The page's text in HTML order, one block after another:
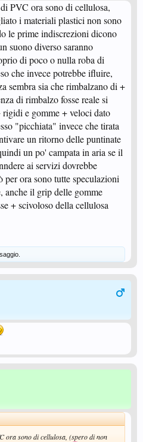
PVC ora sono di cellulosa,
i materiali plastici non sono
le prime indiscrezioni dicono
suono diverso saranno
di poco o nulla roba di
che invece potrebbe ifluire,
sembra sia che rimbalzano di +
di rimbalzo fosse reale si
rigidi e gomme + veloci dato
"picchiata" invece che tirata
un ritorno delle puntinate
un po' campata in aria se il
ai servizi dovrebbe
ora sono tutte speculazioni
anche il grip delle gomme
+ scivoloso della cellulosa
ora sono di cellulosa, (spero di non